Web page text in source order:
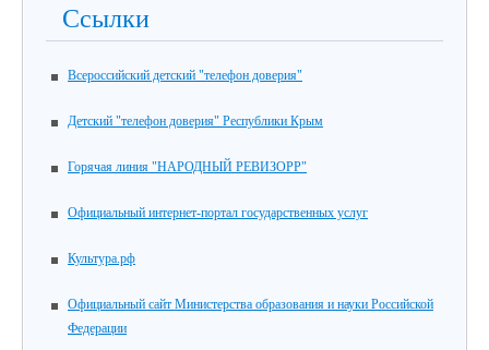
Ссылки
Всероссийский детский "телефон доверия"
Детский "телефон доверия" Республики Крым
Горячая линия "НАРОДНЫЙ РЕВИЗОРР"
Официальный интернет-портал государственных услуг
Культура.рф
Официальный сайт Министерства образования и науки Российской
Федерации